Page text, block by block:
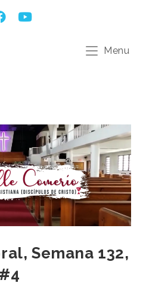
Menu
Semana 132,
#4